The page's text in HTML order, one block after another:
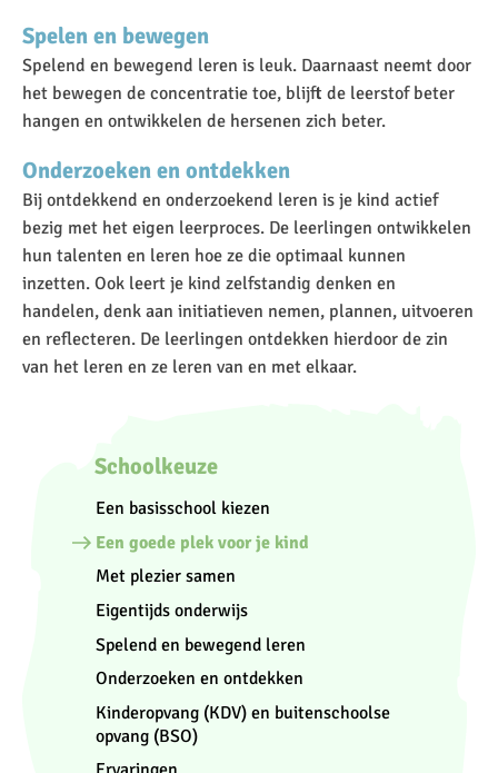
Spelen en bewegen
Spelend en bewegend leren is leuk. Daarnaast neemt door
het bewegen de concentratie toe, blijft de leerstof beter
hangen en ontwikkelen de hersenen zich beter.
Onderzoeken en ontdekken
Bij ontdekkend en onderzoekend leren is je kind actief
bezig met het eigen leerproces. De leerlingen ontwikkelen
hun talenten en leren hoe ze die optimaal kunnen
inzetten. Ook leert je kind zelfstandig denken en
handelen, denk aan initiatieven nemen, plannen, uitvoeren
en reflecteren. De leerlingen ontdekken hierdoor de zin
van het leren en ze leren van en met elkaar.
Schoolkeuze
Een basisschool kiezen
Een goede plek voor je kind
Met plezier samen
Eigentijds onderwijs
Spelend en bewegend leren
Onderzoeken en ontdekken
Kinderopvang (KDV) en buitenschoolse
opvang (BSO)